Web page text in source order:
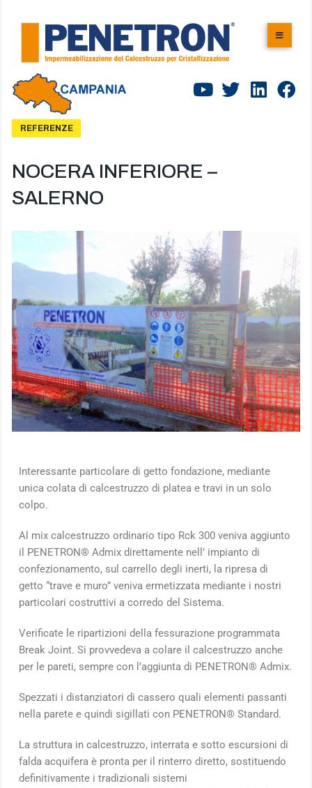
REFERENZE
NOCERA INFERIORE –
SALERNO
Interessante particolare di getto fondazione, mediante
unica colata di calcestruzzo di platea e travi in un solo
colpo.
Al mix calcestruzzo ordinario tipo Rck 300 veniva aggiunto
il PENETRON® Admix direttamente nell’ impianto di
confezionamento, sul carrello degli inerti, la ripresa di
getto “trave e muro” veniva ermetizzata mediante i nostri
particolari costruttivi a corredo del Sistema.
Verificate le ripartizioni della fessurazione programmata
Break Joint. Si provvedeva a colare il calcestruzzo anche
per le pareti, sempre con l’aggiunta di PENETRON® Admix.
Spezzati i distanziatori di cassero quali elementi passanti
nella parete e quindi sigillati con PENETRON® Standard.
La struttura in calcestruzzo, interrata e sotto escursioni di
falda acquifera è pronta per il rinterro diretto, sostituendo
definitivamente i tradizionali sistemi